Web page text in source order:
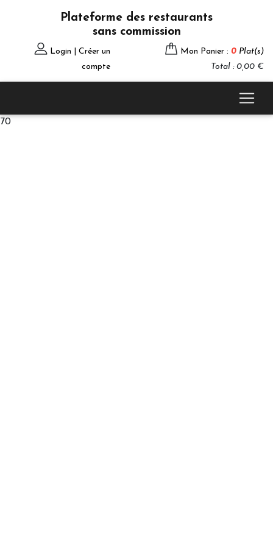
Plateforme des restaurants
sans commission
Login | Créer un
compte
Mon Panier : 0 Plat(s)
Total : 0,00 €
70